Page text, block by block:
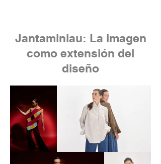
Jantaminiau: La imagen
como extensión del
diseño